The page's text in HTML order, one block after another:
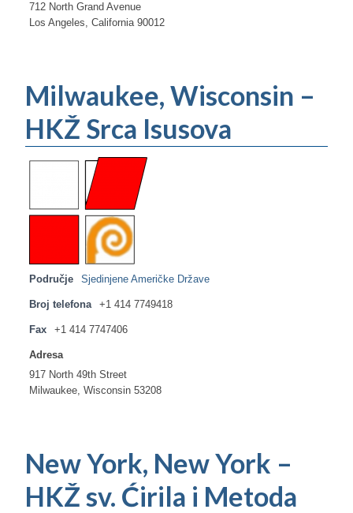
712 North Grand Avenue
Los Angeles, California 90012
Milwaukee, Wisconsin –
HKŽ Srca Isusova
Područje Sjedinjene Američke Države
Broj telefona +1 414 7749418
Fax +1 414 7747406
Adresa
917 North 49th Street
Milwaukee, Wisconsin 53208
New York, New York –
HKŽ sv. Ćirila i Metoda